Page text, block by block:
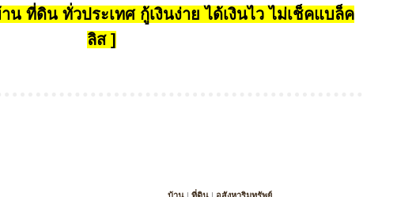
น ที่ดิน ทั่วประเทศ กู้เงินง่าย ได้เงินไว ไม่เช็คแบล็ค
ลิส ]